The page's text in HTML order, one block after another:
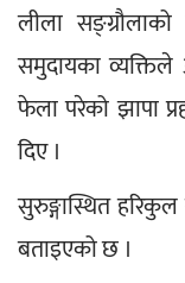
लीला
समुदायका
फेला परेको झापा
दिए ।
सुरुङ्गास्थित
बताइएको छ ।